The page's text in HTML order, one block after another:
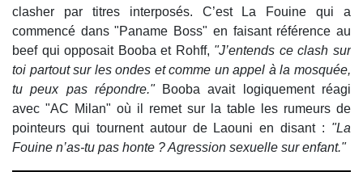
clasher par titres interposés. C’est La Fouine qui a
commencé dans "Paname Boss" en faisant référence au
beef qui opposait Booba et Rohff, "J’entends ce clash sur
toi partout sur les ondes et comme un appel à la mosquée,
tu peux pas répondre."Booba avait logiquement réagi
avec "AC Milan" où il remet sur la table les rumeurs de
pointeurs qui tournent autour de Laouni en disant : "La
Fouine n’as-tu pas honte ? Agression sexuelle sur enfant."